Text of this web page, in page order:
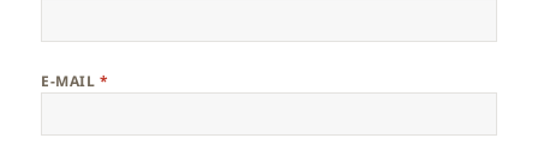
E-MAIL *